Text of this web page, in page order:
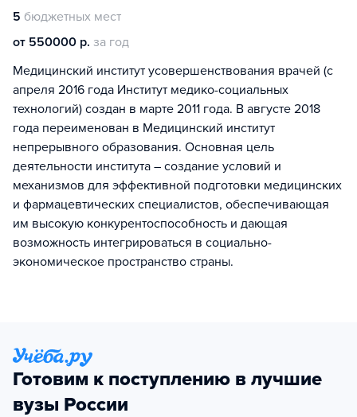
5 бюджетных мест
от 550000 р. за год
Медицинский институт усовершенствования врачей (с
апреля 2016 года Институт медико-социальных
технологий) создан в марте 2011 года. В августе 2018
года переименован в Медицинский институт
непрерывного образования. Основная цель
деятельности института – создание условий и
механизмов для эффективной подготовки медицинских
и фармацевтических специалистов, обеспечивающая
им высокую конкурентоспособность и дающая
возможность интегрироваться в социально-
экономическое пространство страны.
Готовим к поступлению в лучшие
вузы России